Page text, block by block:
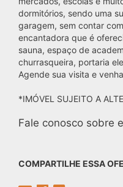
dormitórios, sendo uma
garagem, sem contar
encantadora que é
sauna, espaço de
churrasqueira, portaria
Agende sua visita e
*IMÓVEL SUJEITO A
Fale conosco sobre
COMPARTILHE ESSA